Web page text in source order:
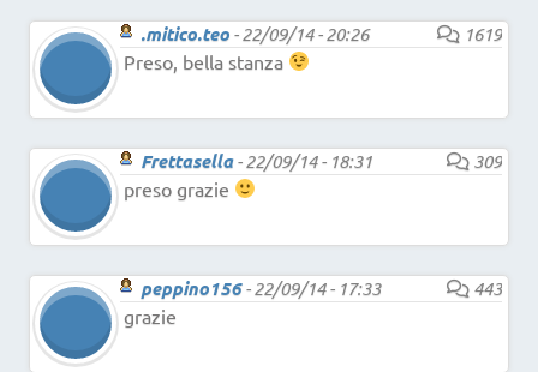
.mitico.teo -22/09/14 - 20:26
1619
Preso, bella stanza
Frettasella-22/09/14 - 18:31
309
preso grazie
peppino156-22/09/14 - 17:33
443
grazie